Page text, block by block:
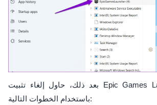
بعد ذلك، حاول إلغاء تثبيت Epic Games Launcher مرة أخرى
باستخدام الخطوات التالية: